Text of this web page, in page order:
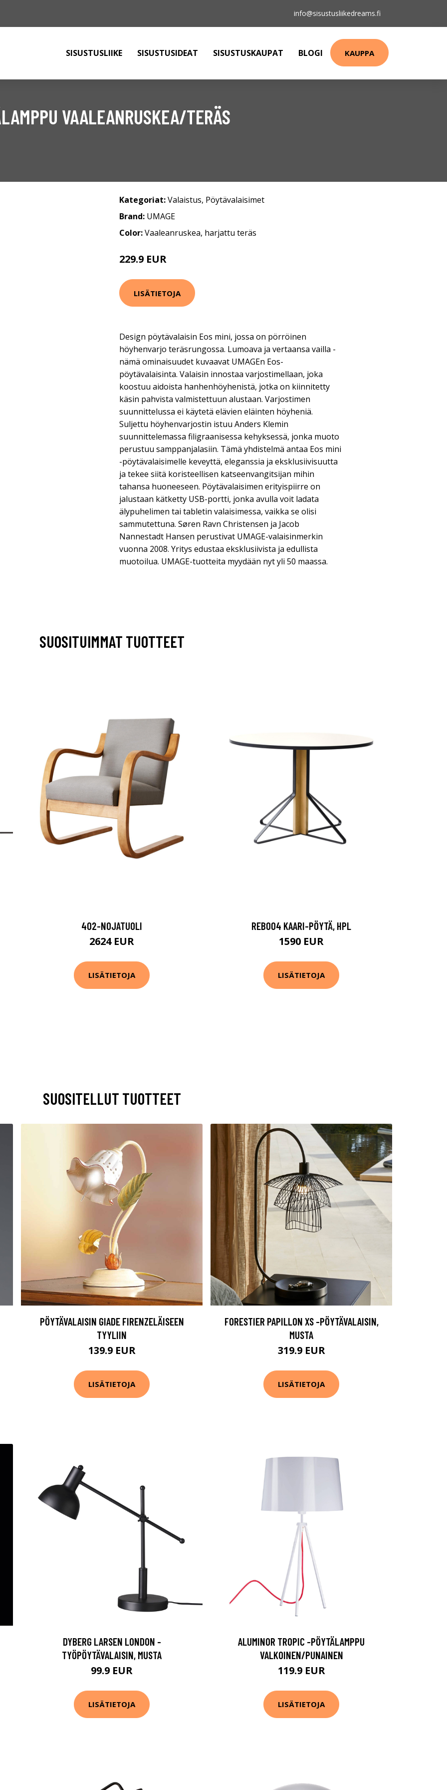
info@sisustusliikedreams.fi
SISUSTUSLIIKE SISUSTUSIDEAT SISUSTUSKAUPAT BLOGI KAUPPA
VAALEANRUSKEA/TERÄS
Kategoriat:Valaistus, Pöytävalaisimet
Brand: UMAGE
Color:Vaaleanruskea, harjattu teräs
229.9 EUR
LISÄTIETOJA
Design pöytävalaisin Eos mini, jossa on pörröinen
höyhenvarjo teräsrungossa. Lumoava ja vertaansa vailla -
nämä ominaisuudet kuvaavat UMAGEn Eos-
pöytävalaisinta. Valaisin innostaa varjostimellaan, joka
koostuu aidoista hanhenhöyhenistä, jotka on kiinnitetty
käsin pahvista valmistettuun alustaan. Varjostimen
suunnittelussa ei käytetä elävien eläinten höyheniä.
Suljettu höyhenvarjostin istuu Anders Klemin
suunnittelemassa filigraanisessa kehyksessä, jonka muoto
perustuu samppanjalasiin. Tämä yhdistelmä antaa Eos mini
-pöytävalaisimelle keveyttä, eleganssia ja eksklusiivisuutta
ja tekee siitä koristeellisen katseenvangitsijan mihin
tahansa huoneeseen. Pöytävalaisimen erityispiirre on
jalustaan kätketty USB-portti, jonka avulla voit ladata
älypuhelimen tai tabletin valaisimessa, vaikka se olisi
sammutettuna. Søren Ravn Christensen ja Jacob
Nannestadt Hansen perustivat UMAGE-valaisinmerkin
vuonna 2008. Yritys edustaa eksklusiivista ja edullista
muotoilua. UMAGE-tuotteita myydään nyt yli 50 maassa.
SUOSITUIMMAT TUOTTEET
402-NOJATUOLI
2624 EUR
LISÄTIETOJA
REB004 KAARI-PÖYTÄ, HPL
1590 EUR
LISÄTIETOJA
SUOSITELLUT TUOTTEET
PÖYTÄVALAISIN GIADE FIRENZELÄISEEN
TYYLIIN
139.9 EUR
LISÄTIETOJA
FORESTIER PAPILLON XS -PÖYTÄVALAISIN,
MUSTA
319.9 EUR
LISÄTIETOJA
DYBERG LARSEN LONDON -
TYÖPÖYTÄVALAISIN, MUSTA
99.9 EUR
LISÄTIETOJA
ALUMINOR TROPIC -PÖYTÄLAMPPU
VALKOINEN/PUNAINEN
119.9 EUR
LISÄTIETOJA